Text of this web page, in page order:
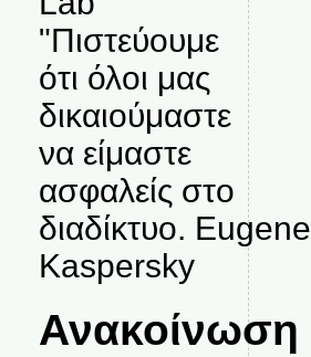
"Πιστεύουμε
ότι όλοι μας
δικαιούμαστε
να είμαστε
ασφαλείς στο
διαδίκτυο. Eugene
Kaspersky
Ανακοίνωση